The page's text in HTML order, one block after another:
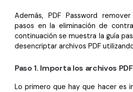
Además, PDF Password
pasos en la eliminación de
continuación se muestra la guía
desencriptar archivos PDF
Paso 1. Importa los archivos PDF
Lo primero que hay que hacer es